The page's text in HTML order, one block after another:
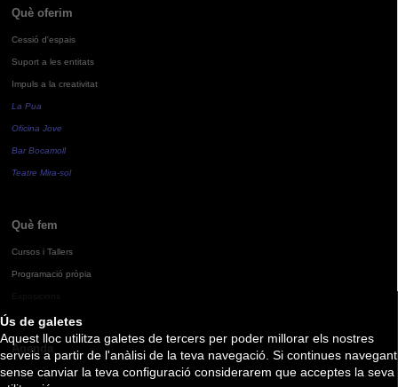
Ús de galetes
Aquest lloc utilitza galetes de tercers per poder millorar els nostres
serveis a partir de l'anàlisi de la teva navegació. Si continues navegant
sense canviar la teva configuració considerarem que acceptes la seva
Què oferim
Cessió d'espais
Suport a les entitats
Impuls a la creativitat
La Pua
Oficina Jove
Bar Bocamoll
Teatre Mira-sol
Què fem
Cursos i Tallers
Programació pròpia
Agenda